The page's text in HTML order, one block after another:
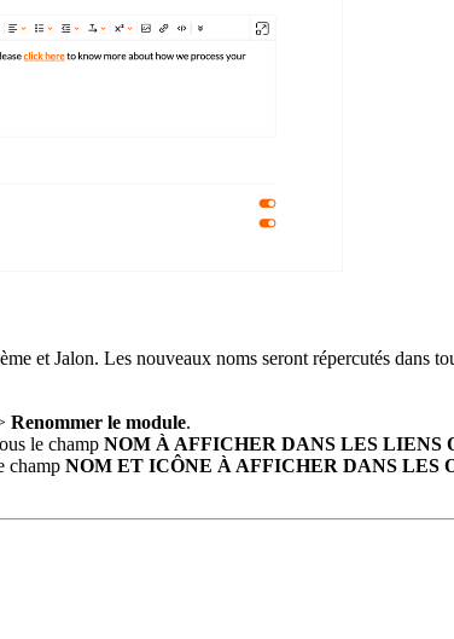
et Jalon. Les nouveaux noms seront répercutés dans
Renommer le module.
le champ NOM À AFFICHER DANS LES LIENS
champ NOM ET ICÔNE À AFFICHER DANS LES